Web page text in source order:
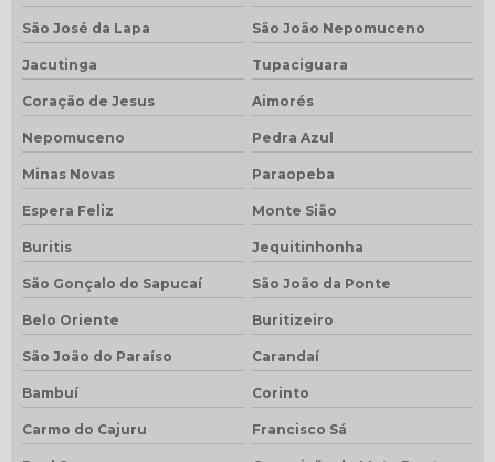
São José da Lapa São João Nepomuceno
Jacutinga Tupaciguara
Coração de Jesus Aimorés
Nepomuceno Pedra Azul
Minas Novas Paraopeba
Espera Feliz Monte Sião
Buritis Jequitinhonha
São Gonçalo do Sapucaí São João da Ponte
Belo Oriente Buritizeiro
São João do Paraíso Carandaí
Bambuí Corinto
Carmo do Cajuru Francisco Sá